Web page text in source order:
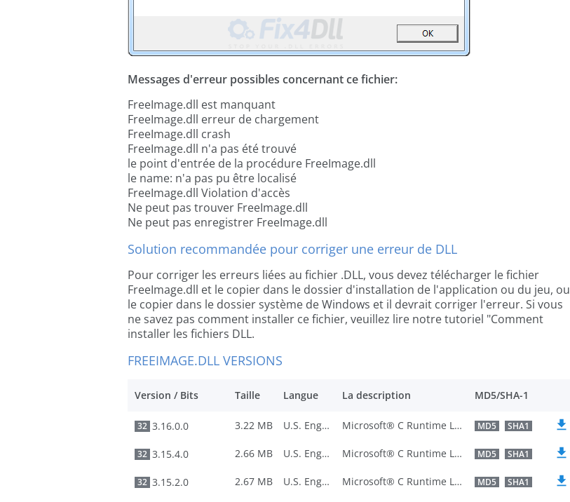
Messages d'erreur possibles concernant ce fichier:
FreeImage.dll est manquant
FreeImage.dll erreur de chargement
FreeImage.dll crash
FreeImage.dll n'a pas été trouvé
le point d'entrée de la procédure FreeImage.dll
le name: n'a pas pu être localisé
FreeImage.dll Violation d'accès
Ne peut pas trouver FreeImage.dll
Ne peut pas enregistrer FreeImage.dll
Solution recommandée pour corriger une erreur de DLL
Pour corriger les erreurs liées au fichier .DLL, vous devez télécharger le fichier
FreeImage.dll et le copier dans le dossier d'installation de l'application ou du jeu, ou
le copier dans le dossier système de Windows et il devrait corriger l'erreur. Si vous
ne savez pas comment installer ce fichier, veuillez lire notre tutoriel "Comment
installer les fichiers DLL.
FREEIMAGE.DLL VERSIONS
Version / Bits Taille Langue La description MD5/SHA-1
32 3.16.0.0 3.22 MB U.S. English Microsoft® C Runtime Library MD5 SHA1
32 3.15.4.0 2.66 MB U.S. English Microsoft® C Runtime Library MD5 SHA1
32 3.15.2.0 2.67 MB U.S. English Microsoft® C Runtime Library MD5 SHA1